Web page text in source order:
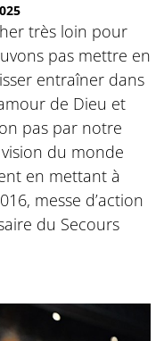
très loin pour
pas mettre en
entraîner dans
de Dieu et
pas par notre
du monde
en mettant à
messe d’action
du Secours